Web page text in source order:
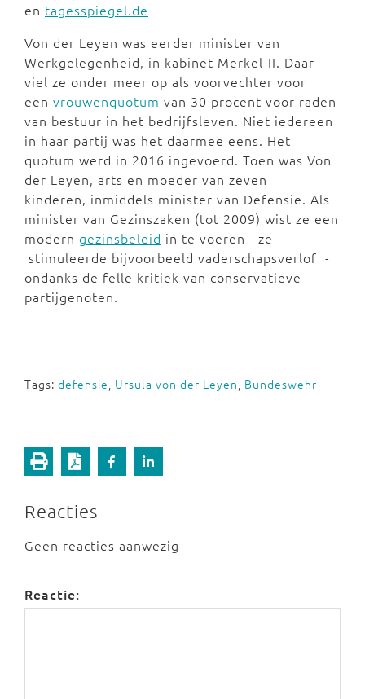
en tagesspiegel.de
Von der Leyen was eerder minister van
Werkgelegenheid, in kabinet Merkel-II. Daar
viel ze onder meer op als voorvechter voor
een vrouwenquotum van 30 procent voor raden
van bestuur in het bedrijfsleven. Niet iedereen
in haar partij was het daarmee eens. Het
quotum werd in 2016 ingevoerd. Toen was Von
der Leyen, arts en moeder van zeven
kinderen, inmiddels minister van Defensie. Als
minister van Gezinszaken (tot 2009) wist ze een
modern gezinsbeleid in te voeren - ze
stimuleerde bijvoorbeeld vaderschapsverlof -
ondanks de felle kritiek van conservatieve
partijgenoten.
Tags: defensie, Ursula von der Leyen, Bundeswehr
Reacties
Geen reacties aanwezig
Reactie: